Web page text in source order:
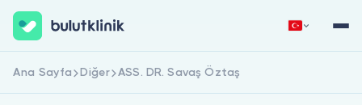
Hemen Kaydol Giriş Yap
Ana Sayfa Diğer ASS. DR. Savaş Öztaş